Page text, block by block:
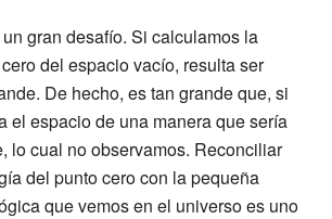
gran desafío. Si calculamos la
del espacio vacío, resulta ser
De hecho, es tan grande que, si
el espacio de una manera que sería
lo cual no observamos. Reconciliar
del punto cero con la pequeña
que vemos en el universo es uno